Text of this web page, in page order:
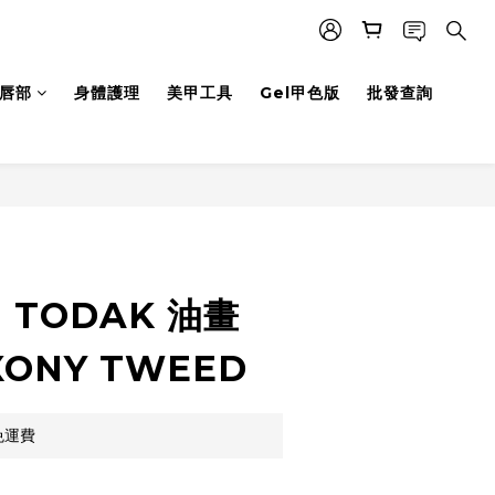
部 身體護理 美甲工具 Gel甲色版 批發查詢
油畫
TWEED
費